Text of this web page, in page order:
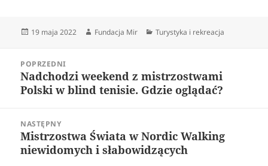
Data
19 maja 2022 Autor
Fundacja Mir Kategorie
Turystyka i rekreacja
wpisuPOPRZEDNI
Poprzedni
wpis:
Nadchodzi weekend z mistrzostwami
Polski w blind tenisie. Gdzie oglądać?
NASTĘPNY
Następny
wpis:
Mistrzostwa Świata w Nordic Walking
niewidomych i słabowidzących